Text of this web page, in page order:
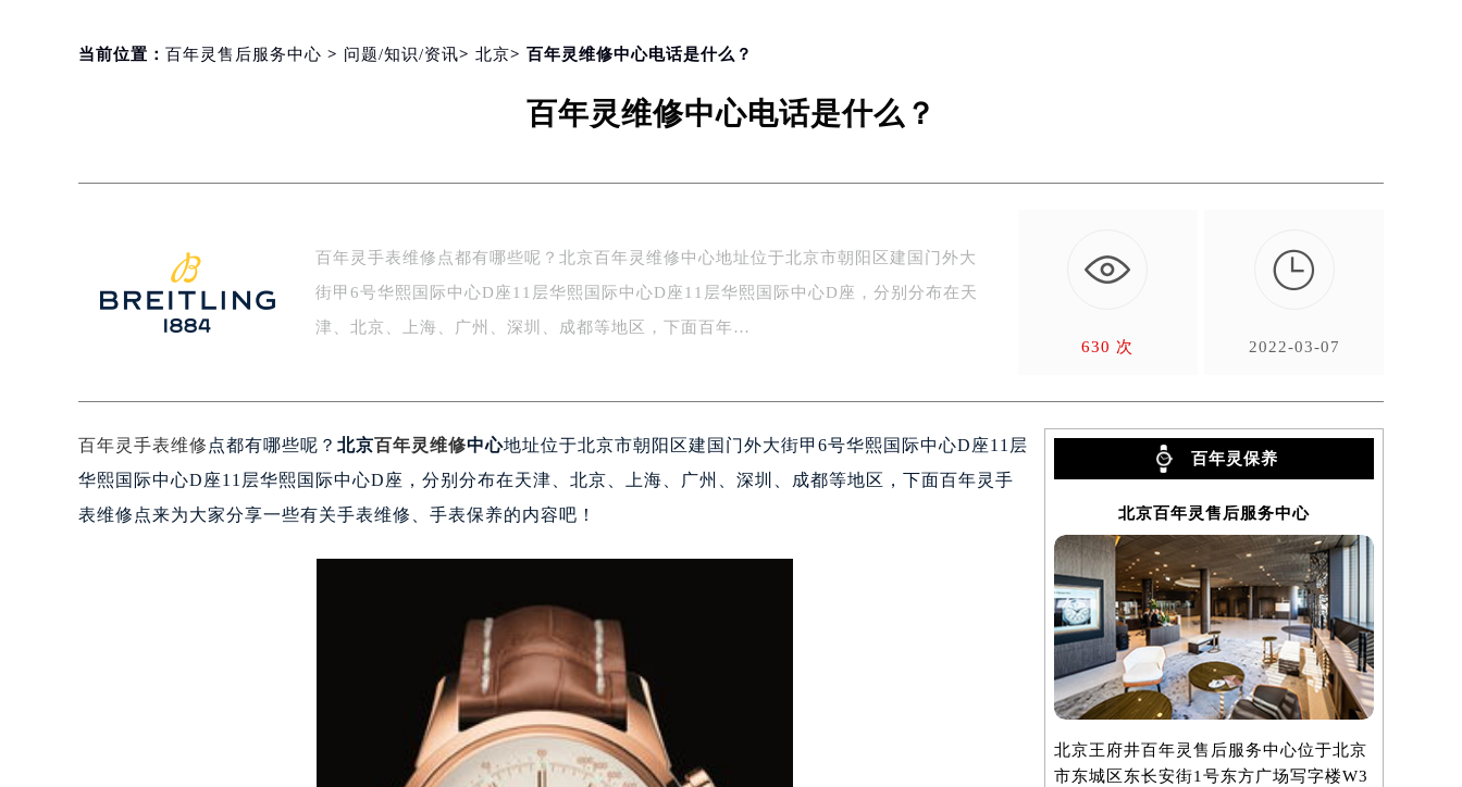
当前位置： 百年灵售后服务中心 > 问题/知识/资讯> 北京> 百年灵维修中心电话是什么？
百年灵维修中心电话是什么？
百年灵手表维修点都有哪些呢？北京百年灵维修中心地址位于北京市朝阳区建国门外大
街甲6号华熙国际中心D座11层华熙国际中心D座11层华熙国际中心D座，分别分布在天
津、北京、上海、广州、深圳、成都等地区，下面百年…
630 次

2022-03-07
百年灵手表维修 点都有哪些呢？ 北京百年灵维修中心地址位于北京市朝阳区建国门外大街甲6号华熙国际中心D座11层
华熙国际中心D座11层华熙国际中心D座，分别分布在天津、北京、上海、广州、深圳、成都等地区，下面百年灵手
表维修点来为大家分享一些有关手表维修、手表保养的内容吧！
百年灵保养
北京百年灵售后服务中心
北京王府井百年灵售后服务中心位于北京
市东城区东长安街1号东方广场写字楼W3